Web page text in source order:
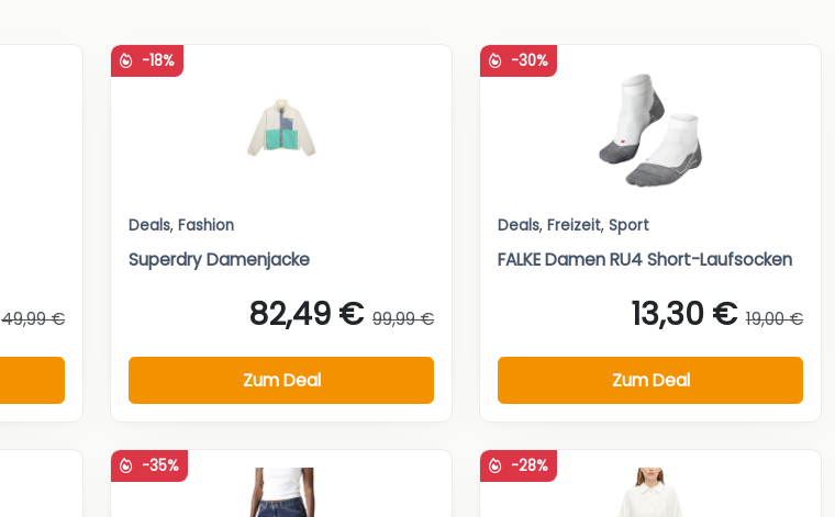
49,99 €
-18%
Deals, Fashion
Superdry Damenjacke
82,49 € 99,99 €
Zum Deal
-30%
Deals, Freizeit, Sport
FALKE Damen RU4 Short-Laufsocken
13,30 € 19,00 €
Zum Deal
-35% -28%